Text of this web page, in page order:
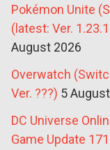
Pokémon Unite
(latest: Ver.
August 2026
Overwatch
Ver. ???) 5
DC Universe
Game Update